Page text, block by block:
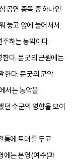
공연 종목 중 하나인
놓고 앞에 늘어서서
하는 농악이다.
다. 문굿의 근원에는
한다. 문굿의 군악
서는 농악을
수군의 영향을 보여
통에 토대를 두고
에는 본영(여수)과